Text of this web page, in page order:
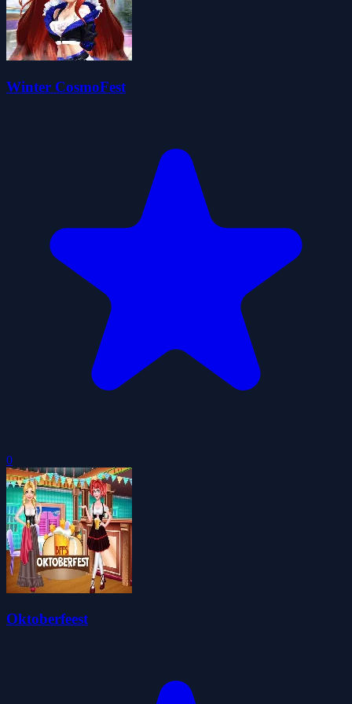
Winter CosmoFest
0
Oktoberfeest